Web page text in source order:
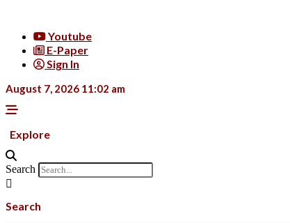
content
Youtube
E-Paper
Sign In
August 7, 2026 11:02 am
Explore
Search
Search